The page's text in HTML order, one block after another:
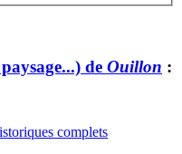
de Ouillon :
complets